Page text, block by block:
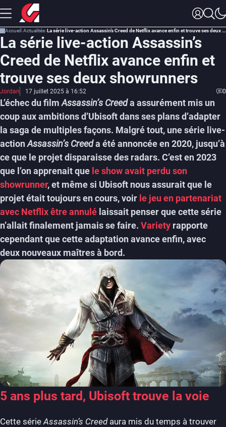
Accueil Actualités La série live-action Assassin’s Creed de Netflix avance enfin et trouve ses deux showrunners
La série live-action Assassin’s
Creed de Netflix avance enfin et
trouve ses deux showrunners
Jordan 17 juillet 2025 à 16:52 0
L’échec du filmAssassin’s Creeda assurément mis un
coup aux ambitions d’Ubisoft dans ses plans d’adapter
la saga de multiples façons. Malgré tout, une série live-
actionAssassin’s Creeda été annoncée en 2020, jusqu’à
ce que le projet disparaisse des radars. C’est en 2023
que l’on apprenait que le show avait perdu son
showrunner, et même si Ubisoft nous assurait que le
projet était toujours en cours, voir le jeu en partenariat
avec Netflix être annulé laissait penser que cette série
n’allait finalement jamais se faire. Variety rapporte
cependant que cette adaptation avance enfin, avec
deux nouveaux maîtres à bord.
5 ans plus tard, Ubisoft trouve la voie
Cette série Assassin’s Creedaura mis du temps à trouver